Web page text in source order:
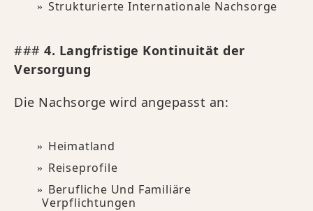
Strukturierte Internationale Nachsorge
### 4. Langfristige Kontinuität der
Versorgung
Die Nachsorge wird angepasst an:
Heimatland
Reiseprofile
Berufliche Und Familiäre
Verpflichtungen